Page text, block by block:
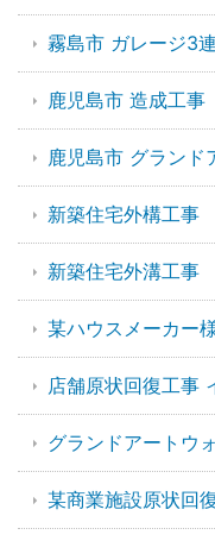
霧島市 ガレージ3
鹿児島市 造成工事
鹿児島市 グランド
新築住宅外構工事
新築住宅外溝工事
某ハウスメーカー
店舗原状回復工事
グランドアートウ
某商業施設原状回